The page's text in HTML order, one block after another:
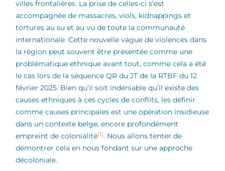
villes frontalières. La prise de celles-ci s’est
accompagnée de massacres, viols, kidnappings et
tortures au su et au vu de toute la communauté
internationale. Cette nouvelle vague de violences dans
la région peut souvent être présentée comme une
problématique ethnique avant tout, comme cela a été
le cas lors de la séquence QR du JT de la RTBF du 12
février 2025. Bien qu’il soit indéniable qu’il existe des
causes ethniques à ces cycles de conflits, les définir
comme causes principales est une opération insidieuse
dans un contexte belge, encore profondément
empreint de colonialité[1]. Nous allons tenter de
démontrer cela en nous fondant sur une approche
décoloniale.